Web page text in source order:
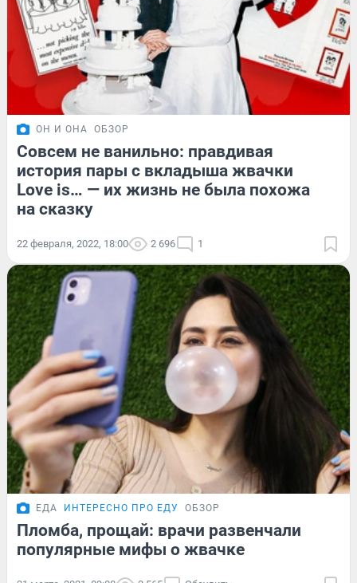
ОН И ОНА ОБЗОР
Совсем не ванильно: правдивая
история пары с вкладыша жвачки
Love is… — их жизнь не была похожа
на сказку
22 февраля, 2022, 18:00 2 696 1
ЕДА ИНТЕРЕСНО ПРО ЕДУ ОБЗОР
Пломба, прощай: врачи развенчали
популярные мифы о жвачке